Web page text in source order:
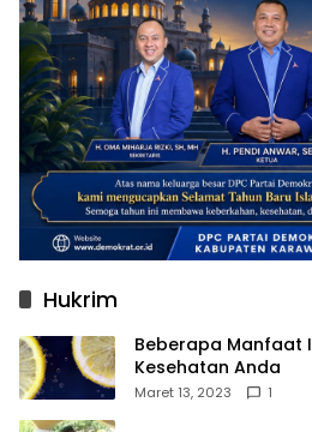
Hukrim
Beberapa Manfaat
Kesehatan Anda
Maret 13, 2023 1